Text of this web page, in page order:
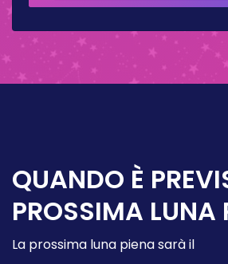
QUANDO È
PROSSIMA LUNA
La prossima luna piena sarà il